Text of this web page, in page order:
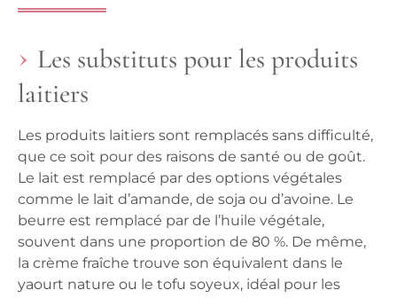
Les substituts pour les produits
laitiers
Les produits laitiers sont remplacés sans difficulté,
que ce soit pour des raisons de santé ou de goût.
Le lait est remplacé par des options végétales
comme le lait d’amande, de soja ou d’avoine. Le
beurre est remplacé par de l’huile végétale,
souvent dans une proportion de 80 %. De même,
la crème fraîche trouve son équivalent dans le
yaourt nature ou le tofu soyeux, idéal pour les